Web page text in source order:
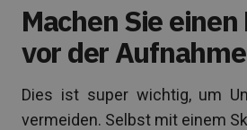
Machen Sie
vor der Aufnahme
Dies ist super wichtig, um
vermeiden. Selbst mit einem